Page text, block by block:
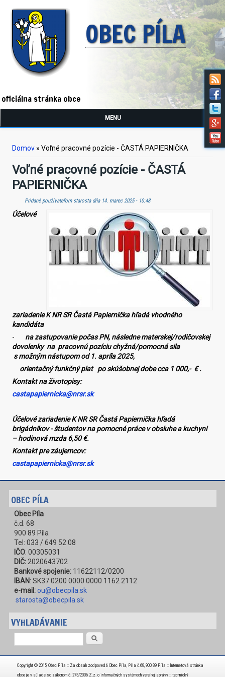
OBEC PÍLA
oficiálna stránka obce
MENU
Nachádzate sa tu
Domov » Voľné pracovné pozície - ČASTÁ PAPIERNIČKA
Voľné pracovné pozície - ČASTÁ
PAPIERNIČKA
Pridané používateľom starostadňa 14. marec 2025 - 10:48
Účelové
zariadenie K NR SR Častá Papiernička hľadá vhodného
kandidáta
- na zastupovanie počas PN, následne materskej/rodičovskej
dovolenky na pracovnú pozíciu chyžná/pomocná sila
s možným nástupom od 1. apríla 2025,
orientačný funkčný plat po skúšobnej dobe cca 1 000,- €.
Kontakt na životopisy:
castapapiernicka@nrsr.sk
Účelové zariadenie K NR SR Častá Papiernička hľadá
brigádnikov - študentov na pomocné práce v obsluhe a kuchyni
– hodinová mzda 6,50 €.
Kontakt pre záujemcov:
castapapiernicka@nrsr.sk
OBEC PÍLA
Obec Píla
č.d. 68
900 89 Píla
Tel: 033 / 649 52 08
IČO: 00305031
DIČ:2020643702
Bankové spojenie:11622112/0200
IBAN: SK37 0200 0000 0000 1162 2112
e-mail:ou@obecpila.sk
starosta@obecpila.sk
VYHLADÁVANIE
Copyright © 2015, Obec Píla :: Za obsah zodpovedá Obec Píla, Píla č.68, 900 89 Píla :: Internetová stránka
obce je v súlade so zákonom č. 275/2006 Z.z. o informačných systémoch verejnej správy :: technický